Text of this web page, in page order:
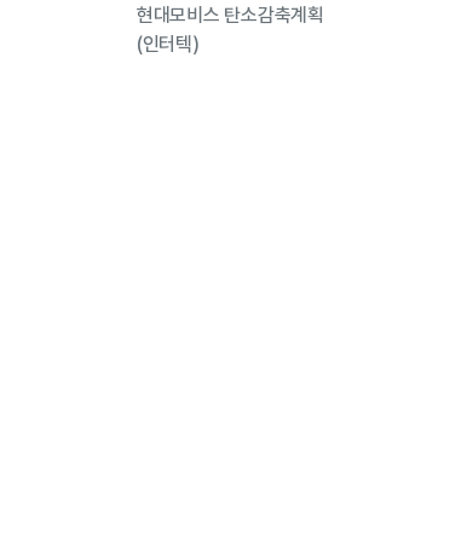
현대모비스 탄소감축계획
(인터텍)